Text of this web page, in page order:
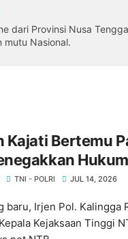
dari Provinsi Nusa
Nasional.
Kajati Bertemu
TNI - POLRI JUL 14, 2026
baru, Irjen Pol. Kalingga
Kejaksaan Tinggi